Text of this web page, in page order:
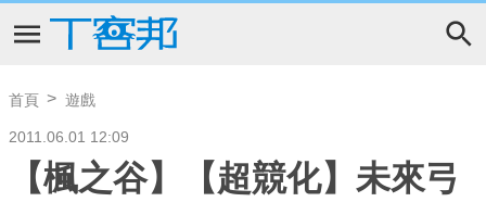
首頁 遊戲
2011.06.01 12:09
【楓之谷】【超競化】未來弓